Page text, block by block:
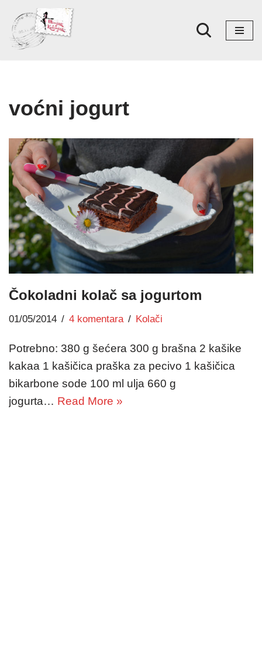
Skoči
na
voćni jogurt
Čokoladni kolač sa jogurtom
01/05/2014 4 komentara Kolači
Potrebno: 380 g šećera 300 g brašna 2 kašike
kakaa 1 kašičica praška za pecivo 1 kašičica
bikarbone sode 100 ml ulja 660 g
jogurta… Read More »